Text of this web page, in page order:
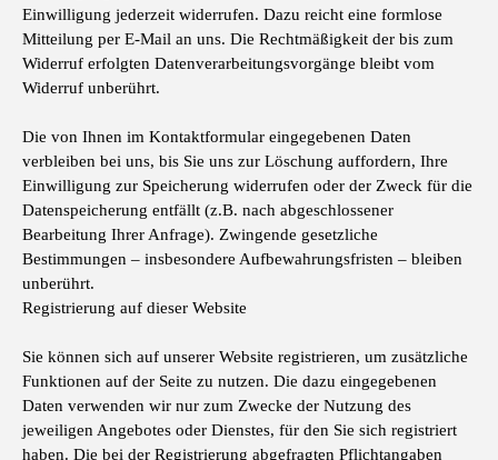
Einwilligung jederzeit widerrufen. Dazu reicht eine formlose
Mitteilung per E-Mail an uns. Die Rechtmäßigkeit der bis zum
Widerruf erfolgten Datenverarbeitungsvorgänge bleibt vom
Widerruf unberührt.
Die von Ihnen im Kontaktformular eingegebenen Daten
verbleiben bei uns, bis Sie uns zur Löschung auffordern, Ihre
Einwilligung zur Speicherung widerrufen oder der Zweck für die
Datenspeicherung entfällt (z.B. nach abgeschlossener
Bearbeitung Ihrer Anfrage). Zwingende gesetzliche
Bestimmungen – insbesondere Aufbewahrungsfristen – bleiben
unberührt.
Registrierung auf dieser Website
Sie können sich auf unserer Website registrieren, um zusätzliche
Funktionen auf der Seite zu nutzen. Die dazu eingegebenen
Daten verwenden wir nur zum Zwecke der Nutzung des
jeweiligen Angebotes oder Dienstes, für den Sie sich registriert
haben. Die bei der Registrierung abgefragten Pflichtangaben